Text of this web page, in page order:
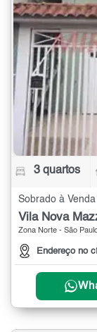
3 quartos
Sobrado à
Vila Nova
Zona Norte - São
Endereço no